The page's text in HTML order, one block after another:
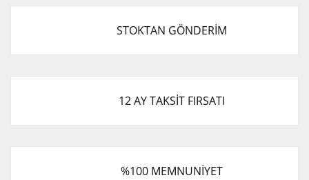
STOKTAN GÖNDERİM
12 AY TAKSİT FIRSATI
%100 MEMNUNİYET